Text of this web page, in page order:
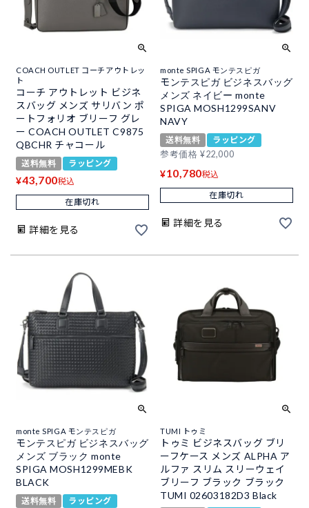
COACH OUTLET コーチアウトレッ
ト
コーチ アウトレット ビジネ
スバッグ メンズ サリバン ポ
ートフォリオ ブリーフ グレ
ー COACH OUTLET C9875
QBCHR チャコール
送料無料 ラッピング
¥43,700税込
在庫切れ
詳細を見る
monte SPIGA モンテスピガ
モンテスピガ ビジネスバッグ
メンズ ネイビー monte
SPIGA MOSH1299SANV
NAVY
送料無料
ラッピング
参考価格 ¥22,000
¥10,780税込
在庫切れ
詳細を見る
monte SPIGA モンテスピガ
モンテスピガ ビジネスバッグ
メンズ ブラック monte
SPIGA MOSH1299MEBK
BLACK
送料無料
ラッピング
TUMI トゥミ
トゥミ ビジネスバッグ ブリ
ーフケース メンズ ALPHA ア
ルファ スリム スリーウェイ
ブリーフ ブラック ブラック
TUMI 02603182D3 Black